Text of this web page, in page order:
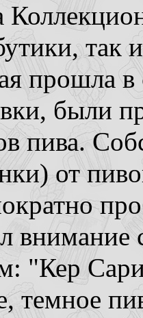
так
прошла в
были
пива.
от
"Кер
темное